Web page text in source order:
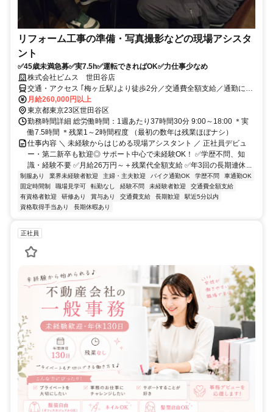
リフォーム工事の準備・写真撮影などの現場アシスタ
ント
✅45歳未満急募✅実7.5h✅運転できればOK✅力仕事少なめ
株式会社ビムス 世田谷店
交通・アクセス ｢梅ヶ丘駅｣より徒歩2分／交通費全額支給／通勤に使
える社用車を1人1台貸与／直行直帰OK
月給260,000円以上
東京都東京23区世田谷区
勤務時間詳細 総労働時間：1週あたり37時間30分 9:00～18:00 ＊実
働7.5時間 ＊残業1～2時間程度 （最初の数年は残業ほぼナシ）
仕事内容 ＼ 未経験からはじめる現場アシスタント ／ 正社員デビュ
ー・第二新卒も歓迎◎ サポート中心で未経験OK！ ✅学歴不問、知
識・経験不要 ✅月給26万円～＋残業代全額支給 ✅年3回の長期連休...
制服あり 業界未経験者歓迎 主婦・主夫歓迎 バイク通勤OK 学歴不問
車通勤OK
固定時間制
職場見学可 転勤なし 経験不問 未経験者歓迎
交通費全額支給
有資格者歓迎
研修あり 賞与あり 交通費支給 長期歓迎
駅近5分以内
資格取得手当あり
長期休暇あり
正社員